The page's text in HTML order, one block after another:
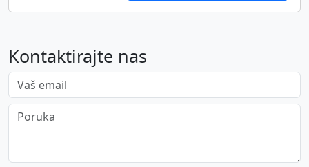
Kontaktirajte nas
Vaš email
Poruka